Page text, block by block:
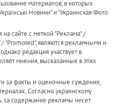
материалов, в которых
Новини" и "Украинская Фото
сайте с меткой "Реклама" /
"Promoted", являются рекламными и
редакция участвует в
мнения, высказанные в этих
за факты и оценочные суждения,
Согласно украинскому
за содержание рекламы несет